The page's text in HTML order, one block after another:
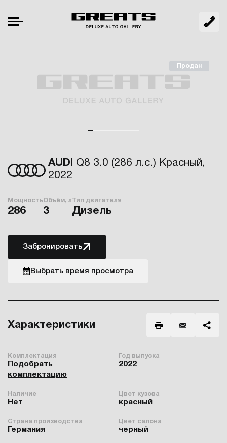
AUDI
Q8 3.0 (286 л.с.) Красный,
2022
Продан
Мощность
286
Объём, л
3
Тип двигателя
Дизель
Забронировать
Выбрать время просмотра
Характеристики
Комплектация
Подобрать
комплектацию
Год выпуска
2022
Наличие
Нет
Цвет кузова
красный
Страна производства
Германия
Цвет салона
черный